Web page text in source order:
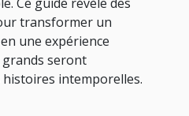
transformer un
une expérience
seront
intemporelles.